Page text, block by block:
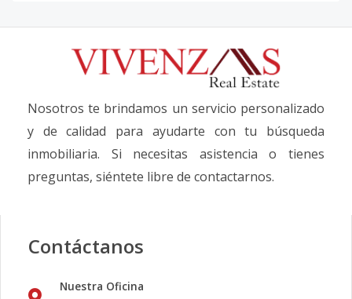
Nosotros te brindamos un servicio personalizado
y de calidad para ayudarte con tu búsqueda
inmobiliaria. Si necesitas asistencia o tienes
preguntas, siéntete libre de contactarnos.
Contáctanos
Nuestra Oficina